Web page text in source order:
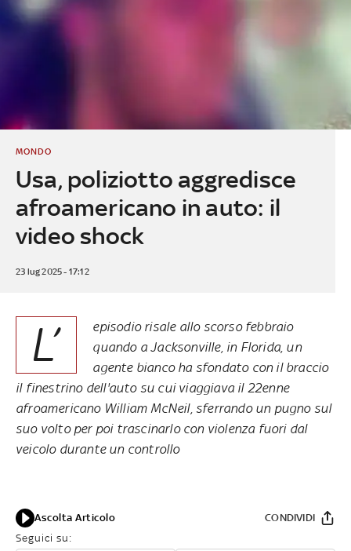
Usa, poliziotto aggredisce
afroamericano in auto: il
video shock
MONDO
23 lug 2025 - 17:12
L’
episodio risale allo scorso febbraio
quando a Jacksonville, in Florida, un
agente bianco ha sfondato con il braccio
il finestrino dell'auto su cui viaggiava il 22enne
afroamericano William McNeil, sferrando un pugno sul
suo volto per poi trascinarlo con violenza fuori dal
veicolo durante un controllo
Ascolta Articolo
Seguici su:
CONDIVIDI